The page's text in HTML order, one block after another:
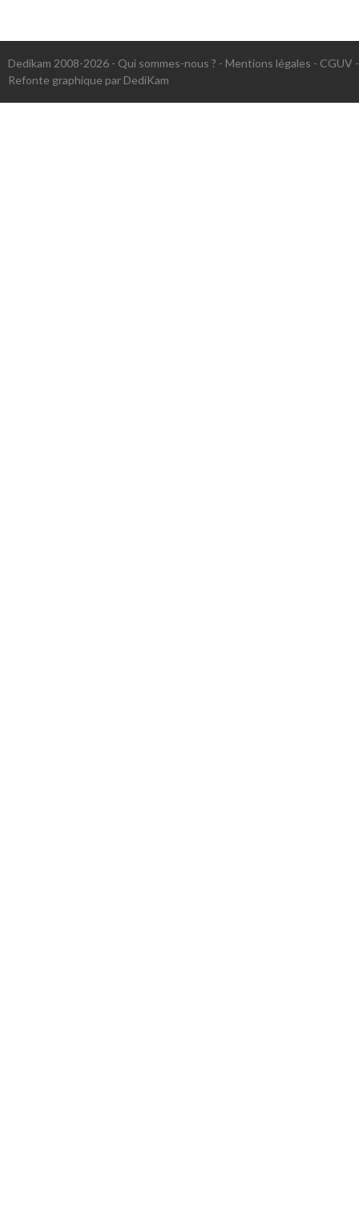
Dedikam 2008-2026 - Qui sommes-nous ? - Mentions légales - CGUV
Refonte graphique par DediKam